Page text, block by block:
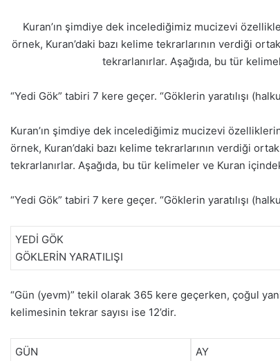
Kuran’ın şimdiye dek incelediğimiz mucizevi
örnek, Kuran’daki bazı kelime tekrarlarının verdiği
tekrarlanırlar. Aşağıda, bu tür
“Yedi Gök” tabiri 7 kere geçer. “Göklerin yaratılışı
Kuran’ın şimdiye dek incelediğimiz mucizevi
örnek, Kuran’daki bazı kelime tekrarlarının verdiği
tekrarlanırlar. Aşağıda, bu tür kelimeler ve Kuran
“Yedi Gök” tabiri 7 kere geçer. “Göklerin yaratılışı
YEDİ GÖK
GÖKLERİN YARATILIŞI
“Gün (yevm)” tekil olarak 365 kere geçerken, çoğul
kelimesinin tekrar sayısı ise 12’dir.
GÜN
AY